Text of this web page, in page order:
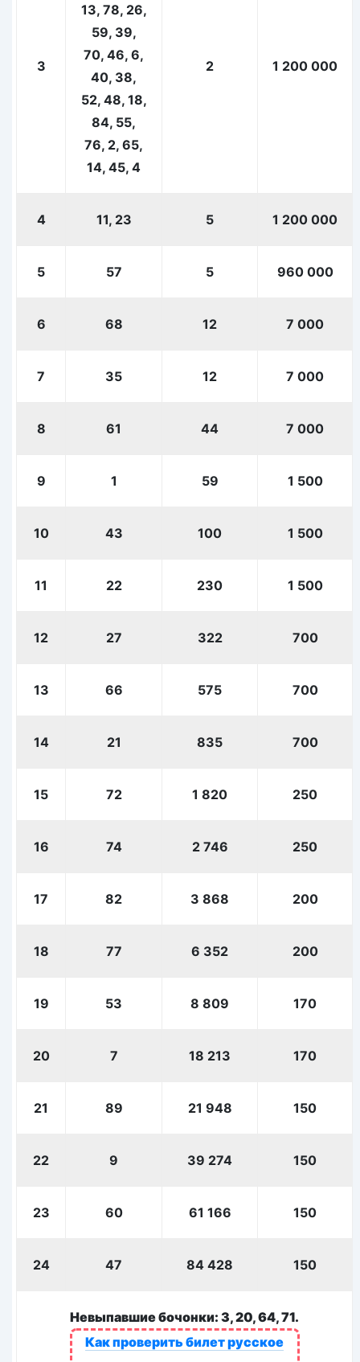
Невыпавшие бочонки: 3, 20, 64, 71.
Как проверить билет русское
3
13, 78, 26,
59, 39,
70, 46, 6,
40, 38,
52, 48, 18,
84, 55,
76, 2, 65,
14, 45, 4
2 1 200 000
4 11, 23 5 1 200 000
5 57 5 960 000
6 68 12 7 000
7 35 12 7 000
8 61 44 7 000
9 1 59 1 500
10 43 100 1 500
11 22 230 1 500
12 27 322 700
13 66 575 700
14 21 835 700
15 72 1 820 250
16 74 2 746 250
17 82 3 868 200
18 77 6 352 200
19 53 8 809 170
20 7 18 213 170
21 89 21 948 150
22 9 39 274 150
23 60 61 166 150
24 47 84 428 150